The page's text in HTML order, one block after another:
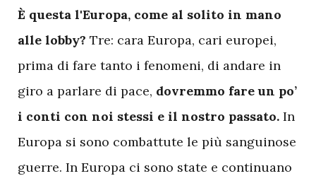
È questa l'Europa, come al solito in mano
alle lobby? Tre: cara Europa, cari europei,
prima di fare tanto i fenomeni, di andare in
giro a parlare di pace, dovremmo fare un po’
i conti con noi stessi e il nostro passato. In
Europa si sono combattute le più sanguinose
guerre. In Europa ci sono state e continuano